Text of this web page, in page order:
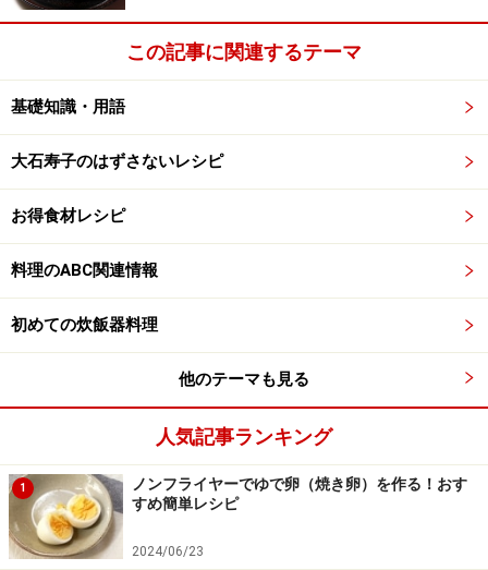
べちゃべちゃしてあまりおいしくないかぼちゃでも、
「かぼちゃもち」ならおいしく食べられます。レンジ活
用15分で作ることができるレシピです。ボウルとスプー
ンで作れるので、後片づけも楽ちんです！
かぼちゃもちのレンジで15分レシピ！水っぽいかぼちゃ
かぼちゃの磯辺焼き
かぼちゃの磯辺焼き
皮ごと茹でてつぶしたかぼちゃの表面をこんがり焼き、
海苔で巻いたレシピです。お弁当のおかずやおやつにも
おすすめ。かぼちゃはわたや皮の部分にもβ-カロテンが
豊富に含まれており、免疫力を上げ、ガン予防の効果が
あります。
かぼちゃの磯辺焼きレシピ……お弁当のおかずやおやつに
この記事に関連するテーマ
基礎知識・用語
大石寿子のはずさないレシピ
お得食材レシピ
料理のABC関連情報
初めての炊飯器料理
他のテーマも見る
人気記事ランキング
1
ノンフライヤーでゆで卵（焼き卵）を作る！おす
すめ簡単レシピ
2024/06/23